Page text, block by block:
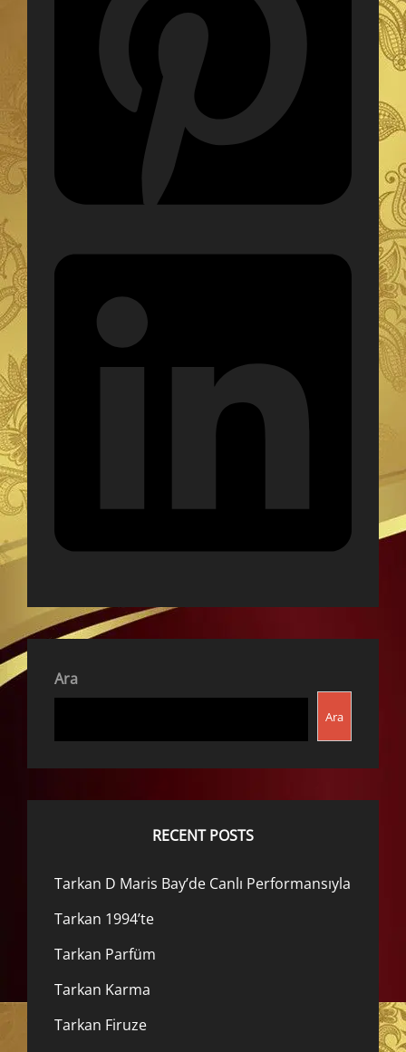
Ara
Ara
RECENT POSTS
Tarkan D Maris Bay’de Canlı Performansıyla
Tarkan 1994’te
Tarkan Parfüm
Tarkan Karma
Tarkan Firuze